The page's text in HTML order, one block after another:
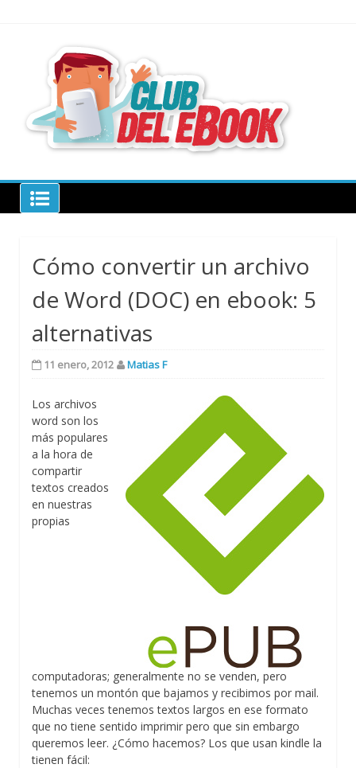
Club del ebook
Cómo convertir un archivo
de Word (DOC) en ebook: 5
alternativas
11 enero, 2012 Matias F
Los archivos
word son los
más populares
a la hora de
compartir
textos creados
en nuestras
propias
computadoras; generalmente no se venden, pero
tenemos un montón que bajamos y recibimos por mail.
Muchas veces tenemos textos largos en ese formato
que no tiene sentido imprimir pero que sin embargo
queremos leer. ¿Cómo hacemos? Los que usan kindle la
tienen fácil: